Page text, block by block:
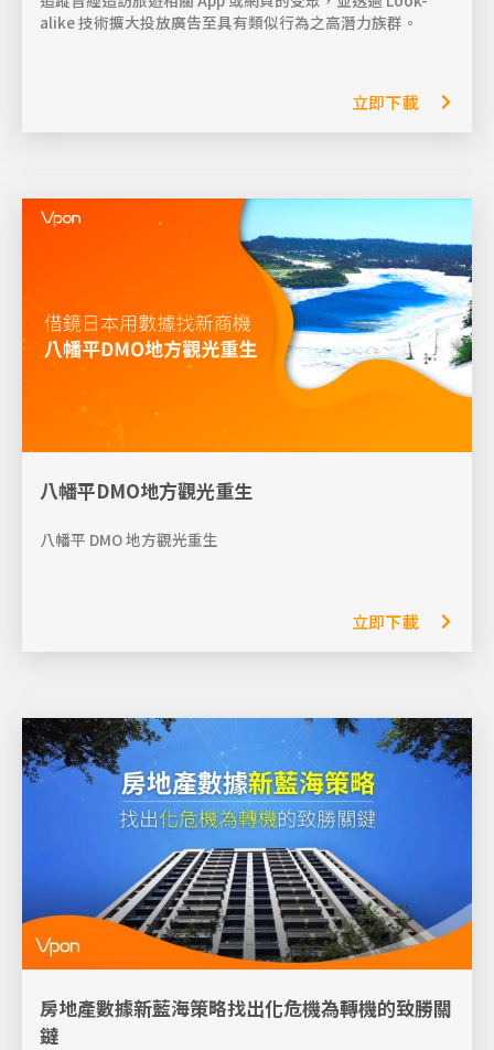
alike 技術擴大投放廣告至具有類似行為之高潛力族群。
立即下載
八幡平DMO地方觀光重生
八幡平 DMO 地方觀光重生
立即下載
房地產數據新藍海策略找出化危機為轉機的致勝關
鐽